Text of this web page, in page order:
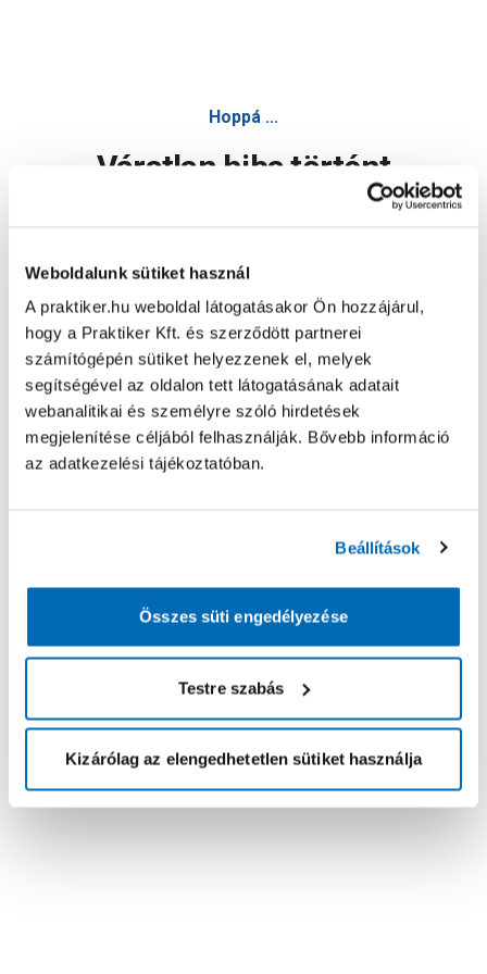
Weboldalunk sütiket használ
A praktiker.hu weboldal látogatásakor Ön hozzájárul,
hogy a Praktiker Kft. és szerződött partnerei
számítógépén sütiket helyezzenek el, melyek
segítségével az oldalon tett látogatásának adatait
webanalitikai és személyre szóló hirdetések
megjelenítése céljából felhasználják. Bővebb információ
az adatkezelési tájékoztatóban.
Beállítások
Összes süti engedélyezése
Testre szabás
Kizárólag az elengedhetetlen sütiket használja
Hoppá ...
Váratlan hiba történt
Oldal újratöltése